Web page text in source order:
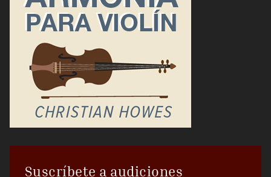
Suscríbete a audiciones